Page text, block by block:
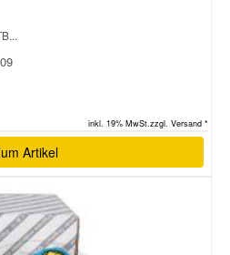
inkl. 19% MwSt.zzgl. Versand *
Artikel